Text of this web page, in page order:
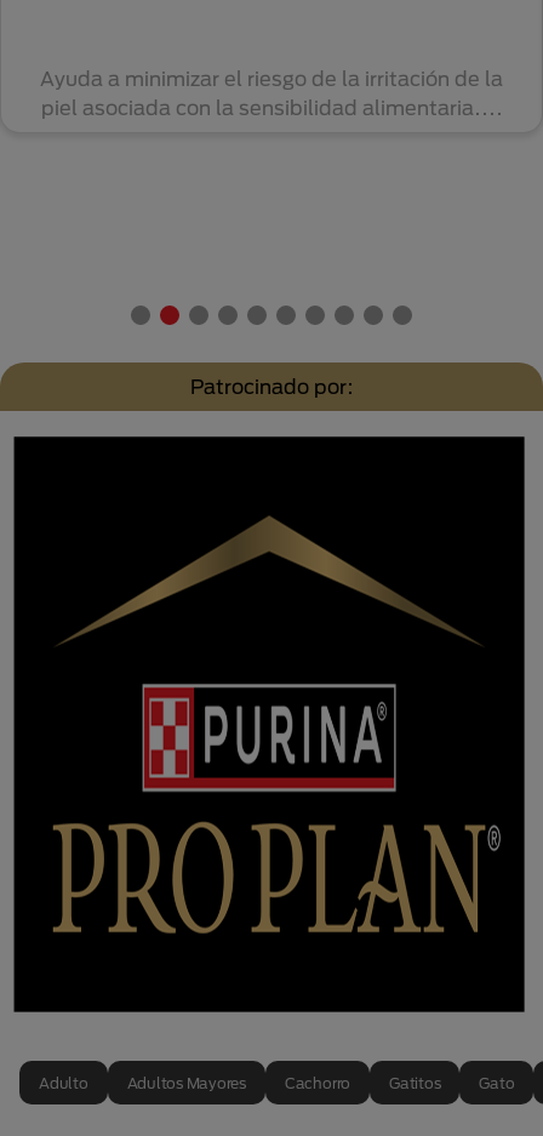
Ayuda a minimizar el riesgo de la irritación de la
piel asociada con la sensibilidad alimentaria....
Patrocinado por:
Adulto Adultos Mayores Cachorro Gatitos Gato